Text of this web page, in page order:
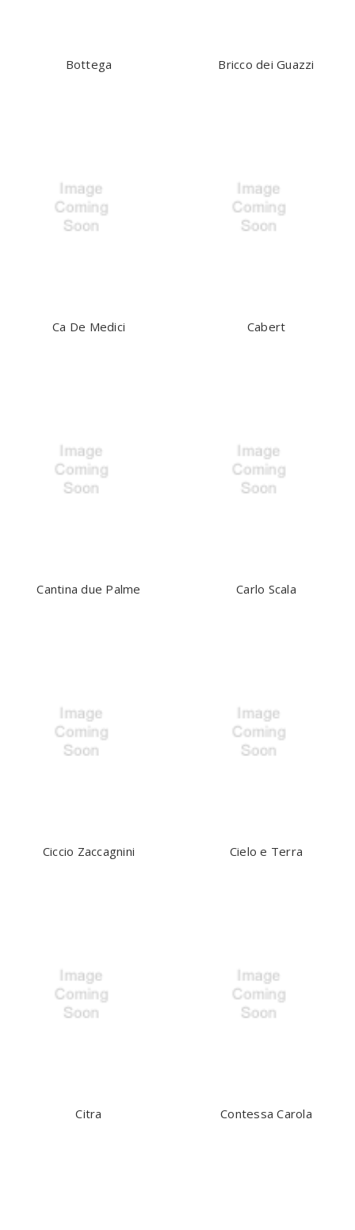
Bottega Bricco dei Guazzi
Ca De Medici Cabert
Cantina due Palme Carlo Scala
Ciccio Zaccagnini Cielo e Terra
Citra Contessa Carola